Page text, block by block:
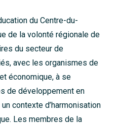
du Centre-du-
de la volonté régionale de
du secteur de
avec les organismes de
économique, à se
de développement en
contexte d’harmonisation
Les membres de la